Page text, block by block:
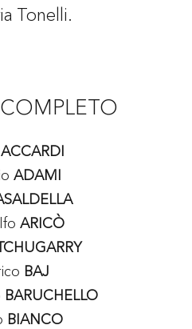
Tonelli.
ACCARDI
ADAMI
ARICÒ
BAJ
BARUCHELLO
BIANCO